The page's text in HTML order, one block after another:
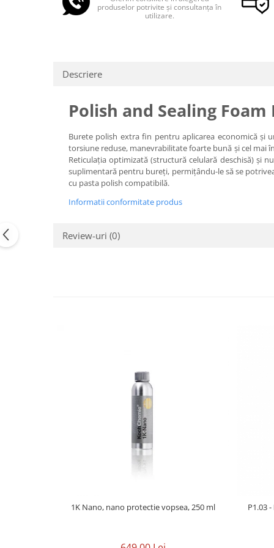
produselor potrivite și consultanța în
utilizare.
Descriere
Polish and Sealing
Burete polish extra fin pentru aplicarea economică și
torsiune reduse, manevrabilitate foarte bună și cel mai
Reticulația optimizată (structură celulară deschisă) și
suplimentară pentru bureți, permițându-le să se
cu pasta polish compatibilă.
Informatii conformitate produs
Review-uri (0)
1K Nano, nano protectie vopsea, 250 ml
P1.03